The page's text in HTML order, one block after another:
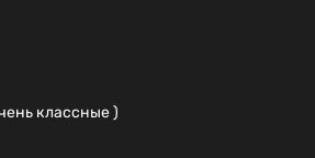
классные )